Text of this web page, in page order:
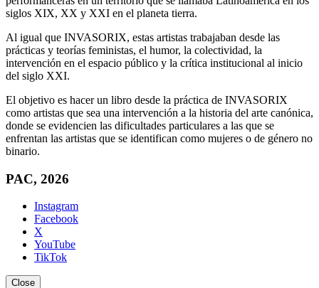
siglos XIX, XX y XXI en el planeta tierra.
Al igual que INVASORIX, estas artistas trabajaban desde las
prácticas y teorías feministas, el humor, la colectividad, la
intervención en el espacio público y la crítica institucional al inicio
del siglo XXI.
El objetivo es hacer un libro desde la práctica de INVASORIX
como artistas que sea una intervención a la historia del arte canónica,
donde se evidencien las dificultades particulares a las que se
enfrentan las artistas que se identifican como mujeres o de género no
binario.
PAC, 2026
Instagram
Facebook
X
YouTube
TikTok
Close